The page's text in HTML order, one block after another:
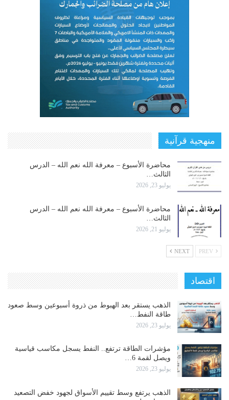
منهجية قرآنية
محاضرة الأسبوع – معرفة الله نعم الله – الدرس
الثالث…
يوليو 23, 2026
محاضرة الأسبوع – معرفة الله نعم الله – الدرس
الثالث…
يوليو 21, 2026
NEXT
اقتصاد
الذهب يستقر بعد الهبوط من ذروة أسبوعين وسط صعود
طاقة النفط…
يوليو 23, 2026
مؤشرات الطاقة ترتفع.. النفط يسجل مكاسب قياسية
ويصل لقمة 6…
يوليو 23, 2026
الذهب يرتفع وسط تقييم الأسواق لجهود خفض التصعيد